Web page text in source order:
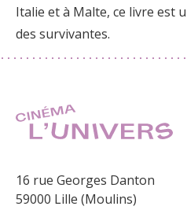
Italie et à Malte, ce livre est
des survivantes.
16 rue Georges Danton
59000 Lille (Moulins)